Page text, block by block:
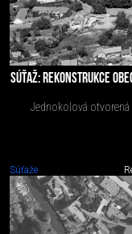
SÚŤAŽ: REKONSTRUKCE
Jednokolová otvorená
Súťaže